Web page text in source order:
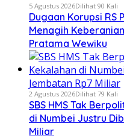
5 Agustus 2026Dilihat 90 Kali
Dugaan Korupsi RS
Menagih
Pratama Wewiku
2 Agustus 2026Dilihat 79 Kali
SBS HMS Tak
di Numbei Justru
Miliar